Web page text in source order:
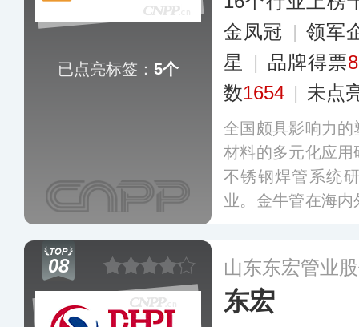
已点亮标签： 5个
金凤冠 | 领军
星
| 品牌得票
数1654 | 未点
全国颇具影响力
材料的多元化应
不锈钢焊管系统
业。金牛管在海
体系及
三体系认证，并
08 山东东宏管业
东宏